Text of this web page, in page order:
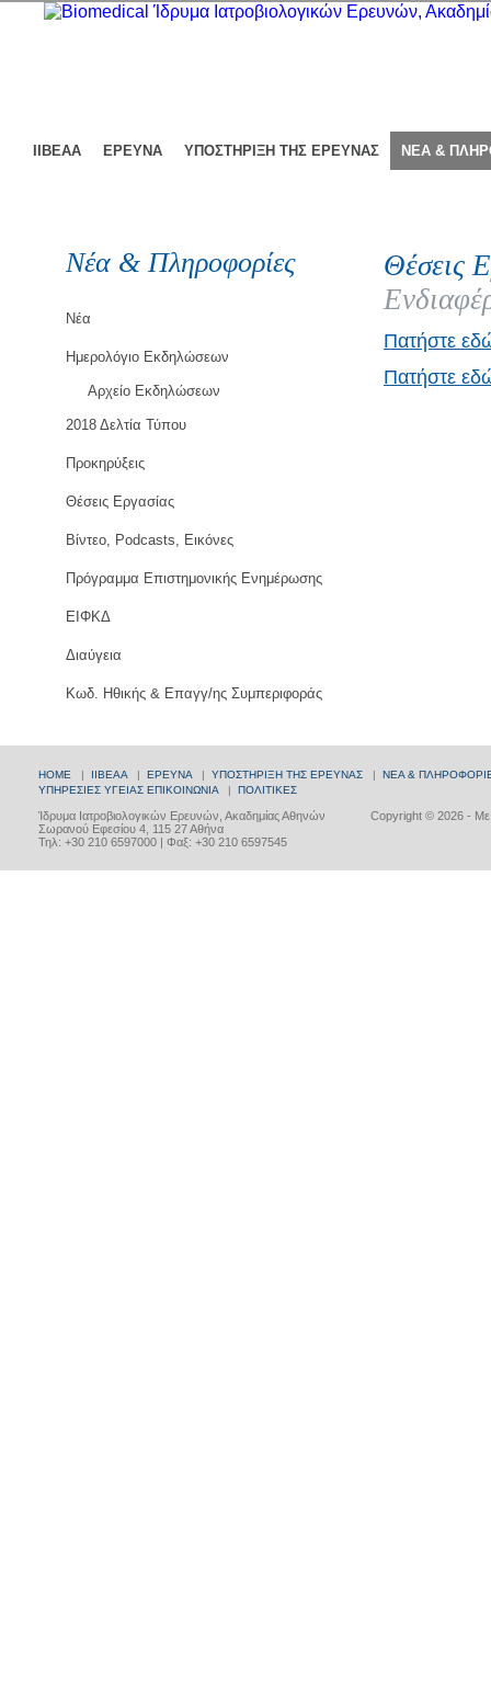
ΙΙΒΕΑΑ ΕΡΕΥΝΑ ΥΠΟΣΤΗΡΙΞΗ ΤΗΣ ΕΡΕΥΝΑΣ ΝΕΑ &
Νέα & Πληροφορίες
Νέα
Ημερολόγιο Εκδηλώσεων
Αρχείο Εκδηλώσεων
2018 Δελτία Τύπου
Προκηρύξεις
Θέσεις Εργασίας
Βίντεο, Podcasts, Εικόνες
Πρόγραμμα Επιστημονικής Ενημέρωσης
ΕΙΦΚΔ
Διαύγεια
Κωδ. Ηθικής & Επαγγ/ης Συμπεριφοράς
Θέσεις
Πατήστε
Πατήστε
HOME | ΙΙΒΕΑΑ | ΕΡΕΥΝΑ | ΥΠΟΣΤΗΡΙΞΗ ΤΗΣ ΕΡΕΥΝΑΣ | ΝΕΑ &
ΥΠΗΡΕΣΙΕΣ ΥΓΕΙΑΣ ΕΠΙΚΟΙΝΩΝΙΑ | ΠΟΛΙΤΙΚΕΣ
Copyright © 2026 - Με
Ίδρυμα Ιατροβιολογικών Ερευνών, Ακαδημίας Αθηνών
Σωρανού Εφεσίου 4, 115 27 Αθήνα
Τηλ: +30 210 6597000 | Φαξ: +30 210 6597545